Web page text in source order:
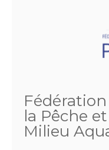
la Pêche
Milieu